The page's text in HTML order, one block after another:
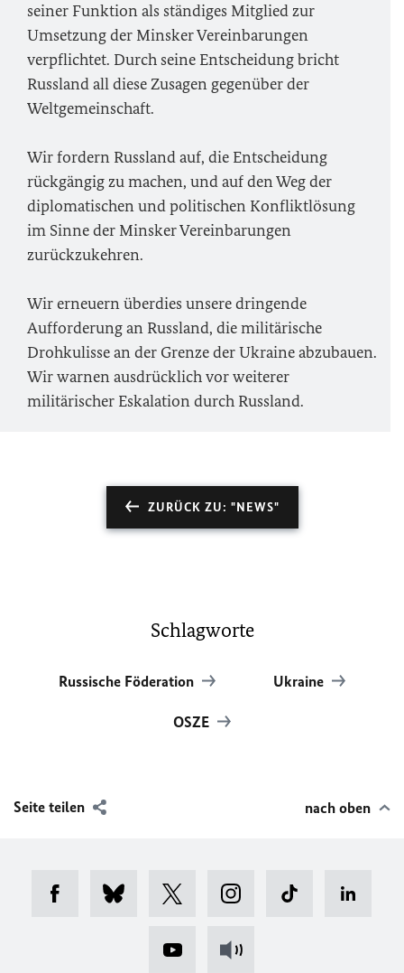
seiner Funktion als ständiges Mitglied zur
Umsetzung der Minsker Vereinbarungen
verpflichtet. Durch seine Entscheidung bricht
Russland all diese Zusagen gegenüber der
Weltgemeinschaft.
Wir fordern Russland auf, die Entscheidung
rückgängig zu machen, und auf den Weg der
diplomatischen und politischen Konfliktlösung
im Sinne der Minsker Vereinbarungen
zurückzukehren.
Wir erneuern überdies unsere dringende
Aufforderung an Russland, die militärische
Drohkulisse an der Grenze der Ukraine abzubauen.
Wir warnen ausdrücklich vor weiterer
militärischer Eskalation durch Russland.
ZURÜCK ZU: "NEWS"
Schlagworte
Russische Föderation Ukraine
OSZE
Seite teilen nach oben